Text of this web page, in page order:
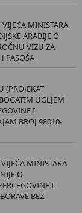
MINISTARA
ARABIJE O
VIZU ZA
PASOŠA
(PROJEKAT
UGLJEM
I
BROJ 98010-
MINISTARA
O
I
BEZ